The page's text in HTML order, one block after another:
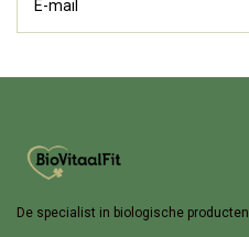
De specialist in biologische producten